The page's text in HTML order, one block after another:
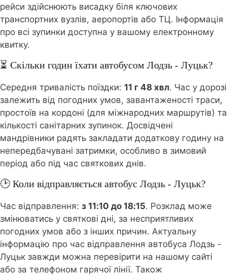
рейси здійснюють висадку біля ключових
транспортних вузлів, аеропортів або ТЦ. Інформація
про всі зупинки доступна у вашому електронному
квитку.
⏳ Скільки годин їхати автобусом Лодзь - Луцьк?
Середня тривалість поїздки: 11 г 48 хвл. Час у дорозі
залежить від погодних умов, завантаженості траси,
простоїв на кордоні (для міжнародних маршрутів) та
кількості санітарних зупинок. Досвідчені
мандрівники радять закладати додаткову годину на
непередбачувані затримки, особливо в зимовий
період або під час святкових днів.
🕑 Коли відправляється автобус Лодзь - Луцьк?
Час відправлення: з 11:10 до 18:15. Розклад може
змінюватись у святкові дні, за несприятливих
погодних умов або з інших причин. Актуальну
інформацію про час відправлення автобуса Лодзь -
Луцьк завжди можна перевірити на нашому сайті
або за телефоном гарячої лінії. Також